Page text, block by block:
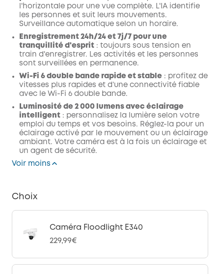
l'horizontale pour une vue complète. L'IA identifie
les personnes et suit leurs mouvements.
Surveillance automatique selon un horaire.
Enregistrement 24h/24 et 7j/7 pour une
tranquillité d'esprit : toujours sous tension en
train d'enregistrer. Les activités et les personnes
sont surveillées en permanence.
Wi-Fi 6 double bande rapide et stable : profitez de
vitesses plus rapides et d’une connectivité fiable
avec le Wi-Fi 6 double bande.
Luminosité de 2 000 lumens avec éclairage
intelligent : personnalisez la lumière selon votre
emploi du temps et vos besoins. Réglez-la pour un
éclairage activé par le mouvement ou un éclairage
ambiant. Votre caméra est à la fois un éclairage et
un agent de sécurité.
Voir moins
Choix
Caméra Floodlight E340
229,99€